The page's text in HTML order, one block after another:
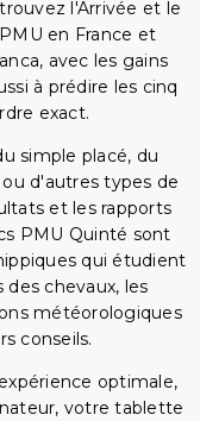
l'Arrivée et le
en France et
avec les gains
à prédire les cinq
exact.
simple placé, du
d'autres types de
et les rapports
PMU Quinté sont
qui étudient
des chevaux, les
météorologiques
conseils.
optimale,
votre tablette